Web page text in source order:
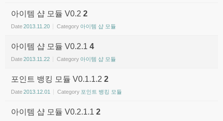
아이템 샵 모듈 V0.2 2
Date2013.11.20 Category 아이템 샵 모듈
아이템 샵 모듈 V0.2.1 4
Date2013.11.22 Category 아이템 샵 모듈
포인트 뱅킹 모듈 V0.1.1.2 2
Date2013.12.01 Category 포인트 뱅킹 모듈
아이템 샵 모듈 V0.2.1.1 2